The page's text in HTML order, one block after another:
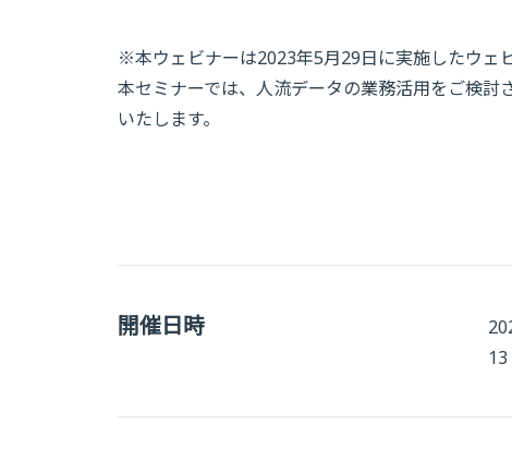
※本ウェビナーは2023年5月29日に実施したウェ
本セミナーでは、人流データの業務活用をご検
いたします。
開催日時